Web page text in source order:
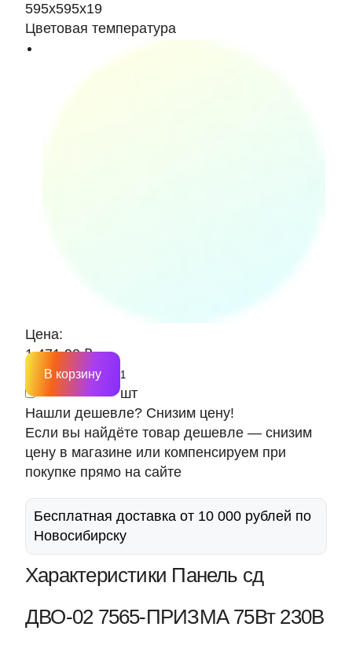
595х595х19
Цветовая температура
Цена:
1 471.90 ₽
шт
В корзину
Нашли дешевле? Снизим цену!
Если вы найдёте товар дешевле — снизим
цену в магазине или компенсируем при
покупке прямо на сайте
Бесплатная доставка от 10 000 рублей по
Новосибирску
Характеристики Панель сд
ДВО-02 7565-ПРИЗМА 75Вт 230В